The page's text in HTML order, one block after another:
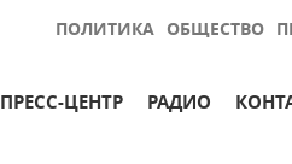
ПОЛИТИКА ОБЩЕСТВО
ПРЕСС-ЦЕНТР РАДИО